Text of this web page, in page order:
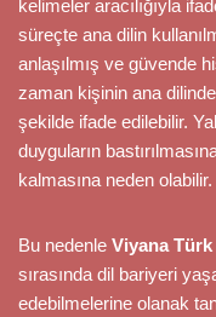
kelimeler aracılığıyla
süreçte ana dilin
anlaşılmış ve güvende
zaman kişinin ana
şekilde ifade edilebilir.
duyguların
kalmasına neden olabilir.
Bu nedenle Viyana
sırasında dil bariyeri
edebilmelerine olanak